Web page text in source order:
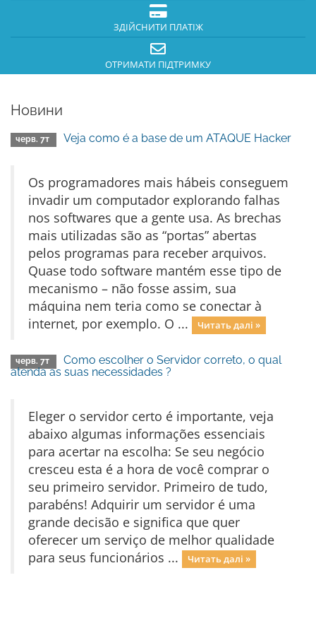
ЗДІЙСНИТИ ПЛАТІЖ
ОТРИМАТИ ПІДТРИМКУ
Новини
черв. 7т Veja como é a base de um ATAQUE Hacker
Os programadores mais hábeis conseguem
invadir um computador explorando falhas
nos softwares que a gente usa. As brechas
mais utilizadas são as “portas” abertas
pelos programas para receber arquivos.
Quase todo software mantém esse tipo de
mecanismo – não fosse assim, sua
máquina nem teria como se conectar à
internet, por exemplo. O ...
Читать далі »
черв. 7т
Como escolher o Servidor correto, o qual
atenda as suas necessidades ?
Eleger o servidor certo é importante, veja
abaixo algumas informações essenciais
para acertar na escolha: Se seu negócio
cresceu esta é a hora de você comprar o
seu primeiro servidor. Primeiro de tudo,
parabéns! Adquirir um servidor é uma
grande decisão e significa que quer
oferecer um serviço de melhor qualidade
para seus funcionários ...
Читать далі »